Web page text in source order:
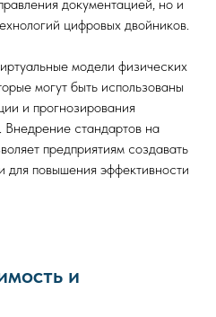
документацией, но и
цифровых двойников.
модели физических
могут быть использованы
и прогнозирования
Внедрение стандартов на
предприятиям создавать
для повышения эффективности
и